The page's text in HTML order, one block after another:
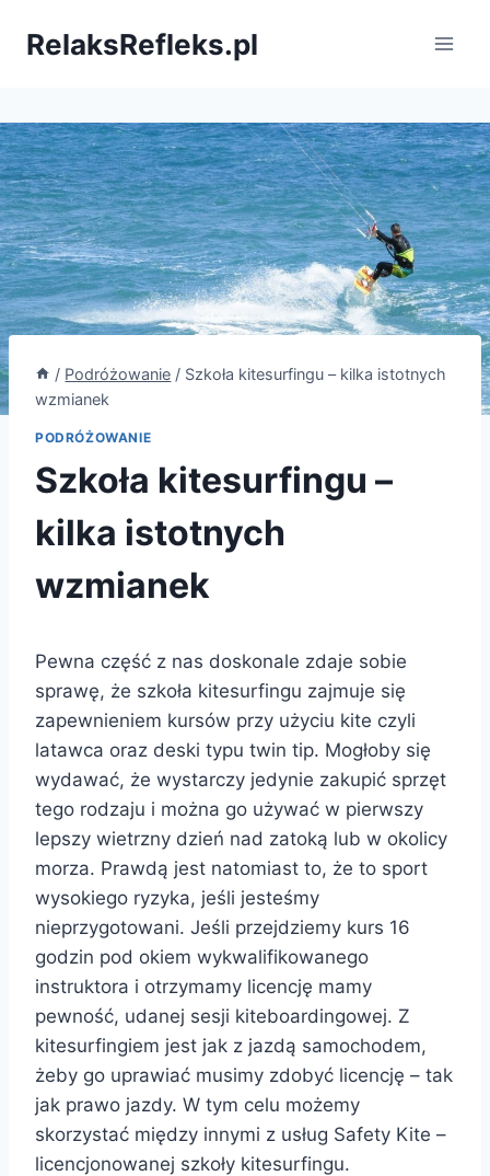
RelaksRefleks.pl
/ Podróżowanie / Szkoła kitesurfingu – kilka istotnych
wzmianek
PODRÓŻOWANIE
Szkoła kitesurfingu –
kilka istotnych
wzmianek
Pewna część z nas doskonale zdaje sobie
sprawę, że szkoła kitesurfingu zajmuje się
zapewnieniem kursów przy użyciu kite czyli
latawca oraz deski typu twin tip. Mogłoby się
wydawać, że wystarczy jedynie zakupić sprzęt
tego rodzaju i można go używać w pierwszy
lepszy wietrzny dzień nad zatoką lub w okolicy
morza. Prawdą jest natomiast to, że to sport
wysokiego ryzyka, jeśli jesteśmy
nieprzygotowani. Jeśli przejdziemy kurs 16
godzin pod okiem wykwalifikowanego
instruktora i otrzymamy licencję mamy
pewność, udanej sesji kiteboardingowej. Z
kitesurfingiem jest jak z jazdą samochodem,
żeby go uprawiać musimy zdobyć licencję – tak
jak prawo jazdy. W tym celu możemy
skorzystać między innymi z usług Safety Kite –
licencjonowanej szkoły kitesurfingu.